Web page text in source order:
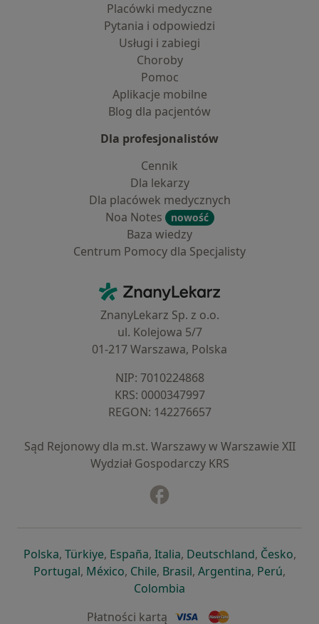
Placówki medyczne
Pytania i odpowiedzi
Usługi i zabiegi
Choroby
Pomoc
Aplikacje mobilne
Blog dla pacjentów
Dla profesjonalistów
Cennik
Dla lekarzy
Dla placówek medycznych
Noa Notes
nowość
Baza wiedzy
Centrum Pomocy dla Specjalisty
ZnanyLekarz - Strona główna
ZnanyLekarz Sp. z o.o.
ul. Kolejowa 5/7
01-217 Warszawa, Polska
NIP: ⁠7010224868
KRS: ⁠0000347997
REGON: ⁠142276657
Sąd Rejonowy dla m.st. Warszawy w Warszawie XII
Wydział Gospodarczy KRS
Polskaotwiera się w nowej karcie
, Türkiyeotwiera się w nowej karcie
, Españaotwiera się w nowej karcie
, Italiaotwiera się w nowej
, Deutschlandotwiera się
, Česko,
Portugalotwiera się w nowej karcie
, Méxicootwiera się w nowej karcie
, Chileotwiera się w nowej karcie
, Brasilotwiera się w nowej
, Argentinaotwiera się
, Perú,
Colombia
Płatności kartą